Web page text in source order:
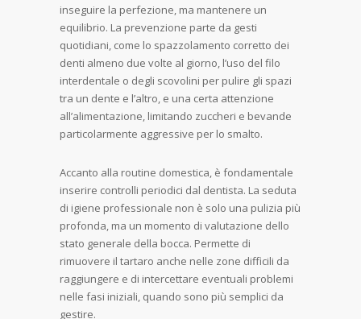
inseguire la perfezione, ma mantenere un
equilibrio. La prevenzione parte da gesti
quotidiani, come lo spazzolamento corretto dei
denti almeno due volte al giorno, l’uso del filo
interdentale o degli scovolini per pulire gli spazi
tra un dente e l’altro, e una certa attenzione
all’alimentazione, limitando zuccheri e bevande
particolarmente aggressive per lo smalto.
Accanto alla routine domestica, è fondamentale
inserire controlli periodici dal dentista. La seduta
di igiene professionale non è solo una pulizia più
profonda, ma un momento di valutazione dello
stato generale della bocca. Permette di
rimuovere il tartaro anche nelle zone difficili da
raggiungere e di intercettare eventuali problemi
nelle fasi iniziali, quando sono più semplici da
gestire.